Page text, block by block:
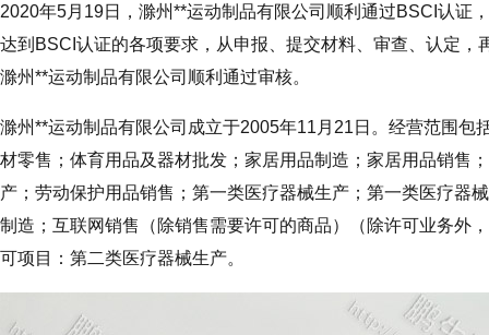
2020年5月19日，滁州**运动制品有限公司顺利通过BSCI认证
达到BSCI认证的各项要求，从申报、提交材料、审查、认定
滁州**运动制品有限公司顺利通过审核。
滁州**运动制品有限公司成立于2005年11月21日。经营范围包
材零售；体育用品及器材批发；家居用品制造；家居用品销售
产；劳动保护用品销售；第一类医疗器械生产；第一类医疗器
制造；互联网销售（除销售需要许可的商品）（除许可业务外
可项目：第二类医疗器械生产。